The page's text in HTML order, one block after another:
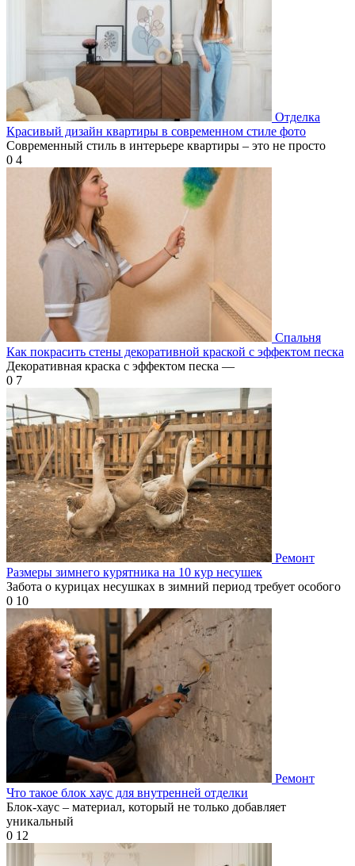
Отделка
Красивый дизайн квартиры в современном стиле фото
Современный стиль в интерьере квартиры – это не просто
0 4
Спальня
Как покрасить стены декоративной краской с эффектом песка
Декоративная краска с эффектом песка —
0 7
Ремонт
Размеры зимнего курятника на 10 кур несушек
Забота о курицах несушках в зимний период требует особого
0 10
Ремонт
Что такое блок хаус для внутренней отделки
Блок-хаус – материал, который не только добавляет
уникальный
0 12